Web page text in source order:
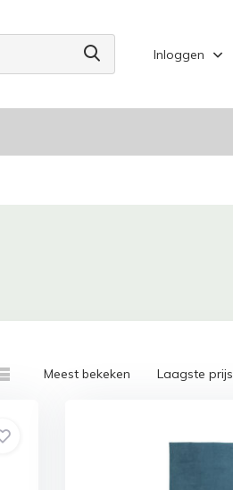
Inloggen
Meest bekeken Laagste prijs